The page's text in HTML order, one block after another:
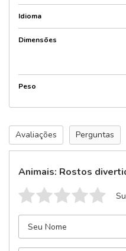
Idioma
Dimensões
Peso
Avaliações Perguntas
Animais: Rostos